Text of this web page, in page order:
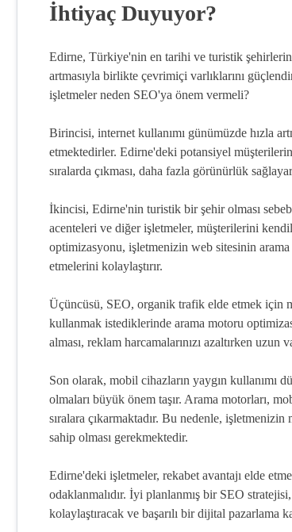
İhtiyaç Duyuyor?
Edirne, Türkiye'nin en tarihi ve turistik
artmasıyla birlikte çevrimiçi varlıklarını
işletmeler neden SEO'ya önem vermeli?
Birincisi, internet kullanımı günümüzde hızla
etmektedirler. Edirne'deki potansiyel
sıralarda çıkması, daha fazla görünürlük
İkincisi, Edirne'nin turistik bir şehir olması
acenteleri ve diğer işletmeler, müşterilerini
optimizasyonu, işletmenizin web sitesinin arama
etmelerini kolaylaştırır.
Üçüncüsü, SEO, organik trafik elde etmek için
kullanmak istediklerinde arama motoru
alması, reklam harcamalarınızı azaltırken uzun
Son olarak, mobil cihazların yaygın kullanımı
olmaları büyük önem taşır. Arama motorları,
sıralara çıkarmaktadır. Bu nedenle,
sahip olması gerekmektedir.
Edirne'deki işletmeler, rekabet avantajı elde
odaklanmalıdır. İyi planlanmış bir SEO
kolaylaştıracak ve başarılı bir dijital pazarlama